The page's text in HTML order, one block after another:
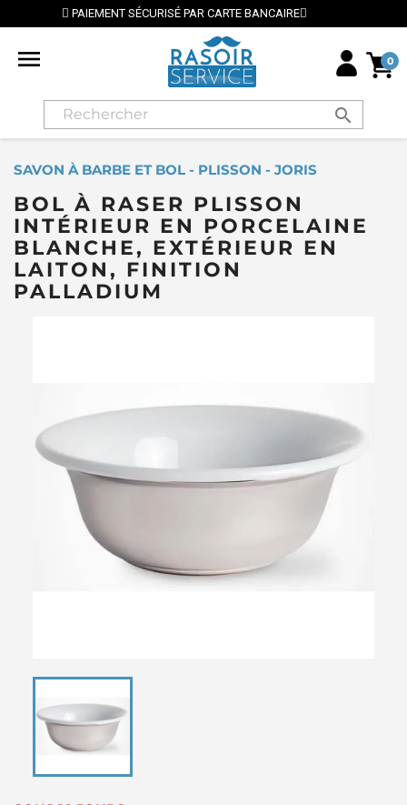
⭐ LIVRAISON GRATUITE EN FRANCE
 0
search
SAVON À BARBE ET BOL - PLISSON - JORIS
BOL À RASER PLISSON
INTÉRIEUR EN PORCELAINE
BLANCHE, EXTÉRIEUR EN
LAITON, FINITION
PALLADIUM